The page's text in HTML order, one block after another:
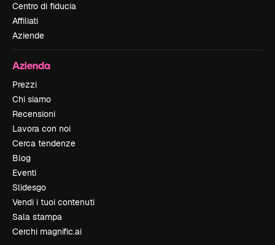
Centro di fiducia
Affiliati
Aziende
Azienda
Prezzi
Chi siamo
Recensioni
Lavora con noi
Cerca tendenze
Blog
Eventi
Slidesgo
Vendi i tuoi contenuti
Sala stampa
Cerchi magnific.ai